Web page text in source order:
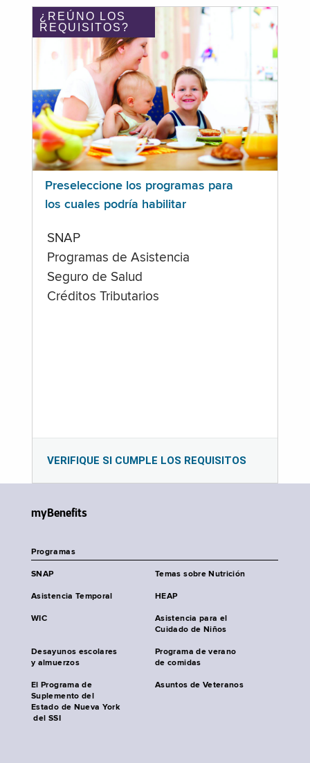
¿REÚNO LOS
REQUISITOS?
Preseleccione los programas para
los cuales podría habilitar
SNAP
Programas de Asistencia
Seguro de Salud
Créditos Tributarios
VERIFIQUE SI CUMPLE LOS REQUISITOS
myBenefits
Programas
SNAP Temas sobre Nutrición
Asistencia Temporal HEAP
WIC
Asistencia para el
Cuidado de Niños
Desayunos escolares
y almuerzos
Programa de verano
de comidas
El Programa de
Suplemento del
Estado de Nueva York
del SSI
Asuntos de Veteranos